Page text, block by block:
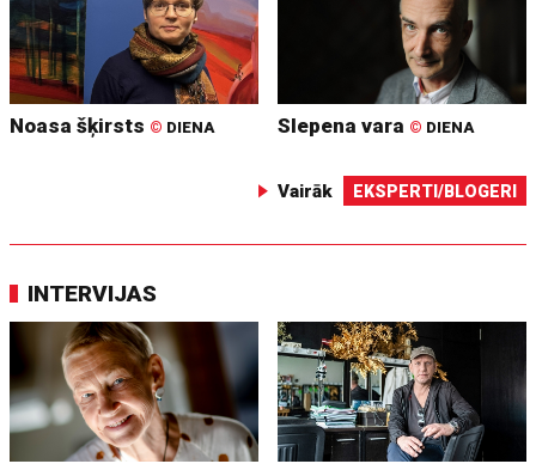
Noasa šķirsts © DIENA Slepena vara © DIENA
Vairāk EKSPERTI/BLOGERI
INTERVIJAS